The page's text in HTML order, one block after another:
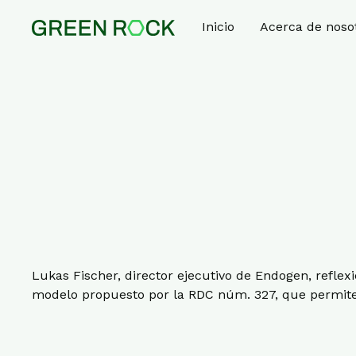
Inicio Acerca de
Lukas Fischer, director ejecutivo de Endogen,
modelo propuesto por la RDC núm. 327, que